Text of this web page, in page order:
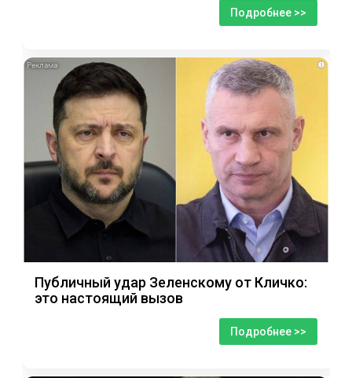
Подробнее >>
i
Публичный удар Зеленскому от Кличко:
это настоящий вызов
Подробнее >>